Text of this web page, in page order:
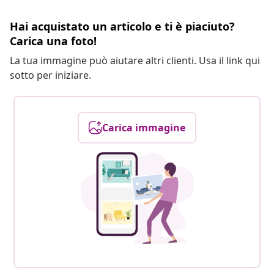
Hai acquistato un articolo e ti è piaciuto?
Carica una foto!
La tua immagine può aiutare altri clienti. Usa il link qui
sotto per iniziare.
Carica immagine